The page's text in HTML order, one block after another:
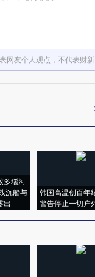
网友个人观点，不代表财
多瑙河
沉船与
出
韩国高温创百年
警告停止一切户